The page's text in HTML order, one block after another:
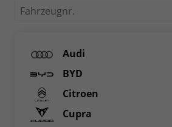
Fahrzeugnr.
Audi
BYD
Citroen
Cupra